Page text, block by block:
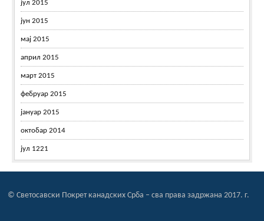
јул 2015
јун 2015
мај 2015
април 2015
март 2015
фебруар 2015
јануар 2015
октобар 2014
јул 1221
© Светосавски Покрет канадских Срба – сва права задржана 2017. г.